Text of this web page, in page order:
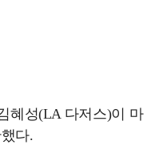
혜성(LA 다저스)이 마
다.